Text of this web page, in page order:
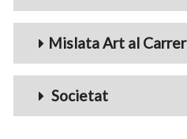
Mislata Art al Carrer
Societat